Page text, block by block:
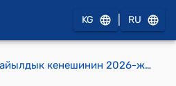
KG RU
Ак-Татыр айылдык кенешинин 2026-жылдын 17-февралындагы №66 "Жер участокторун которуштуруу (трансформациялоо) жөнүндө" токтому